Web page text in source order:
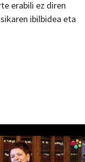
erabili ez diren
ibilbidea eta